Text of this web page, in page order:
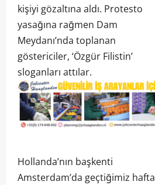
kişiyi gözaltına aldı. Protesto
yasağına rağmen Dam
Meydanı’nda toplanan
göstericiler, ‘Özgür Filistin’
sloganları attılar.
Hollanda’nın başkenti
Amsterdam’da geçtiğimiz hafta